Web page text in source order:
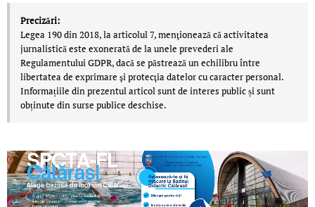
Precizări:
Legea 190 din 2018, la articolul 7, menţionează că activitatea
jurnalistică este exonerată de la unele prevederi ale
Regulamentului GDPR, dacă se păstrează un echilibru între
libertatea de exprimare şi protecţia datelor cu caracter personal.
Informațiile din prezentul articol sunt de interes public și sunt
obținute din surse publice deschise.